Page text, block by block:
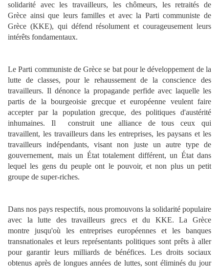
solidarité avec les travailleurs, les chômeurs, les retraités de
Grèce ainsi que leurs familles et avec la Parti communiste de
Grèce (KKE), qui défend résolument et courageusement leurs
intérêts fondamentaux.
Le Parti communiste de Grèce se bat pour le développement de la
lutte de classes, pour le rehaussement de la conscience des
travailleurs. Il dénonce la propagande perfide avec laquelle les
partis de la bourgeoisie grecque et européenne veulent faire
accepter par la population grecque, des politiques d'austérité
inhumaines. Il construit une alliance de tous ceux qui
travaillent, les travailleurs dans les entreprises, les paysans et les
travailleurs indépendants, visant non juste un autre type de
gouvernement, mais un État totalement différent, un État dans
lequel les gens du peuple ont le pouvoir, et non plus un petit
groupe de super-riches.
Dans nos pays respectifs, nous promouvons la solidarité populaire
avec la lutte des travailleurs grecs et du KKE. La Grèce
montre jusqu'où les entreprises européennes et les banques
transnationales et leurs représentants politiques sont prêts à aller
pour garantir leurs milliards de bénéfices. Les droits sociaux
obtenus après de longues années de luttes, sont éliminés du jour